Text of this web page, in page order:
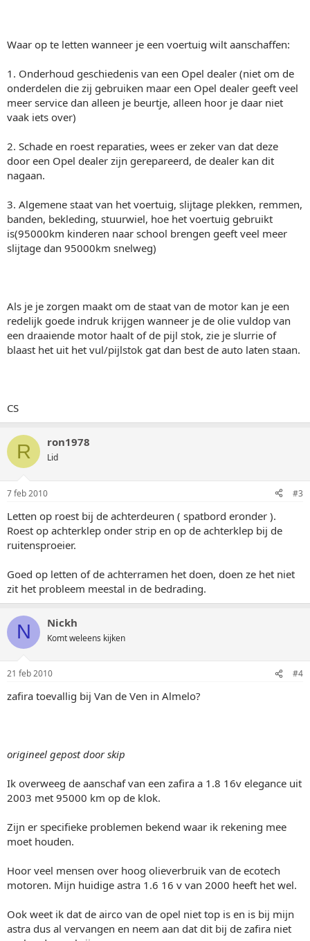
Waar op te letten wanneer je een voertuig wilt aanschaffen:
1. Onderhoud geschiedenis van een Opel dealer (niet om de
onderdelen die zij gebruiken maar een Opel dealer geeft veel
meer service dan alleen je beurtje, alleen hoor je daar niet
vaak iets over)
2. Schade en roest reparaties, wees er zeker van dat deze
door een Opel dealer zijn gerepareerd, de dealer kan dit
nagaan.
3. Algemene staat van het voertuig, slijtage plekken, remmen,
banden, bekleding, stuurwiel, hoe het voertuig gebruikt
is(95000km kinderen naar school brengen geeft veel meer
slijtage dan 95000km snelweg)
Als je je zorgen maakt om de staat van de motor kan je een
redelijk goede indruk krijgen wanneer je de olie vuldop van
een draaiende motor haalt of de pijl stok, zie je slurrie of
blaast het uit het vul/pijlstok gat dan best de auto laten staan.
CS
R ron1978
Lid
7 feb 2010 #3
Letten op roest bij de achterdeuren ( spatbord eronder ).
Roest op achterklep onder strip en op de achterklep bij de
ruitensproeier.
Goed op letten of de achterramen het doen, doen ze het niet
zit het probleem meestal in de bedrading.
N Nickh
Komt weleens kijken
21 feb 2010 #4
zafira toevallig bij Van de Ven in Almelo?
origineel gepost door skip
Ik overweeg de aanschaf van een zafira a 1.8 16v elegance uit
2003 met 95000 km op de klok.
Zijn er specifieke problemen bekend waar ik rekening mee
moet houden.
Hoor veel mensen over hoog olieverbruik van de ecotech
motoren. Mijn huidige astra 1.6 16 v van 2000 heeft het wel.
Ook weet ik dat de airco van de opel niet top is en is bij mijn
astra dus al vervangen en neem aan dat dit bij de zafira niet